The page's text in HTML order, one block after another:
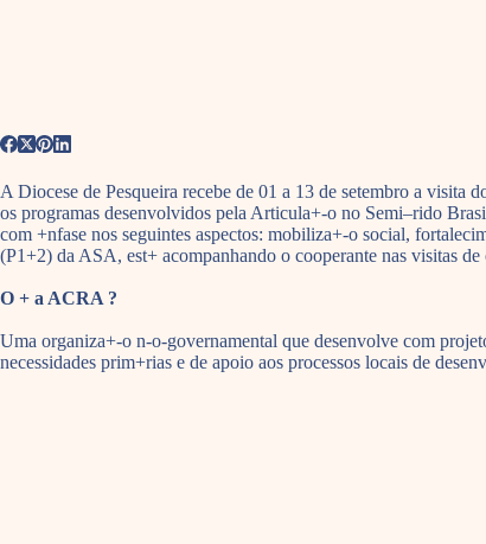
A Diocese de Pesqueira recebe de 01 a 13 de setembro a
os programas desenvolvidos pela Articula+-o no Semi–rido
com +nfase nos seguintes aspectos: mobiliza+-o social,
(P1+2) da ASA, est+ acompanhando o cooperante nas visitas de
O + a ACRA ?
Uma organiza+-o n-o-governamental que desenvolve com
necessidades prim+rias e de apoio aos processos locais de